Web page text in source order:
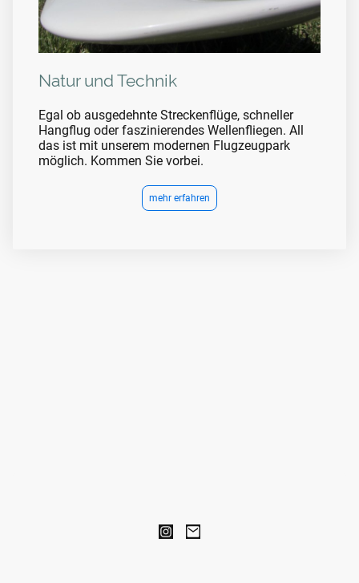
Natur und Technik
Egal ob ausgedehnte Streckenflüge, schneller
Hangflug oder faszinierendes Wellenfliegen. All
das ist mit unserem modernen Flugzeugpark
möglich. Kommen Sie vorbei.
mehr erfahren